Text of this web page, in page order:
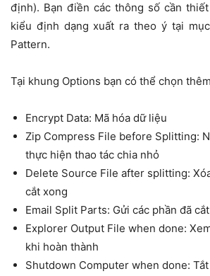
định). Bạn điền các thông số cần
kiểu định dạng xuất ra theo ý tại
Pattern.
Tại khung Options bạn có thể chọn
Encrypt Data: Mã hóa dữ liệu
Zip Compress File before Splitting:
thực hiện thao tác chia nhỏ
Delete Source File after splitting:
cắt xong
Email Split Parts: Gửi các phần đã
Explorer Output File when done:
khi hoàn thành
Shutdown Computer when done: